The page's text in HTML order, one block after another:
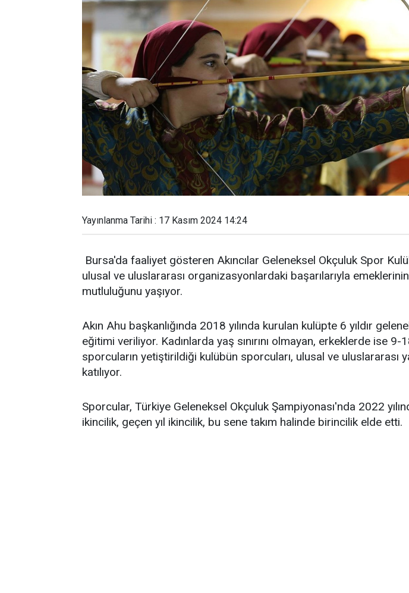
Yayınlanma Tarihi : 17 Kasım 2024 14:24
Bursa'da faaliyet gösteren Akıncılar Geleneksel Okçuluk Spor
ulusal ve uluslararası organizasyonlardaki başarılarıyla emeklerinin
mutluluğunu yaşıyor.
Akın Ahu başkanlığında 2018 yılında kurulan kulüpte 6 yıldır
eğitimi veriliyor. Kadınlarda yaş sınırını olmayan, erkeklerde ise 9-
sporcuların yetiştirildiği kulübün sporcuları, ulusal ve uluslararası
katılıyor.
Sporcular, Türkiye Geleneksel Okçuluk Şampiyonası'nda 2022
ikincilik, geçen yıl ikincilik, bu sene takım halinde birincilik elde etti.